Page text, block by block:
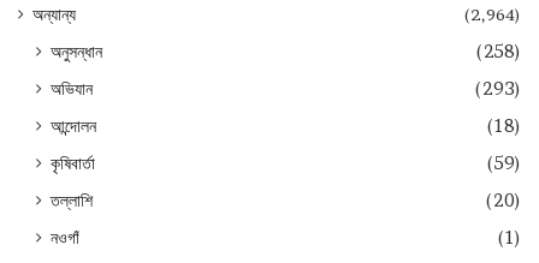
অন্যান্য (2,964)
অনুসন্ধান
(258)
অভিযান
(293)
আন্দোলন
(18)
কৃষিবার্তা
(59)
তল্লাশি
(20)
নওগাঁ
(1)